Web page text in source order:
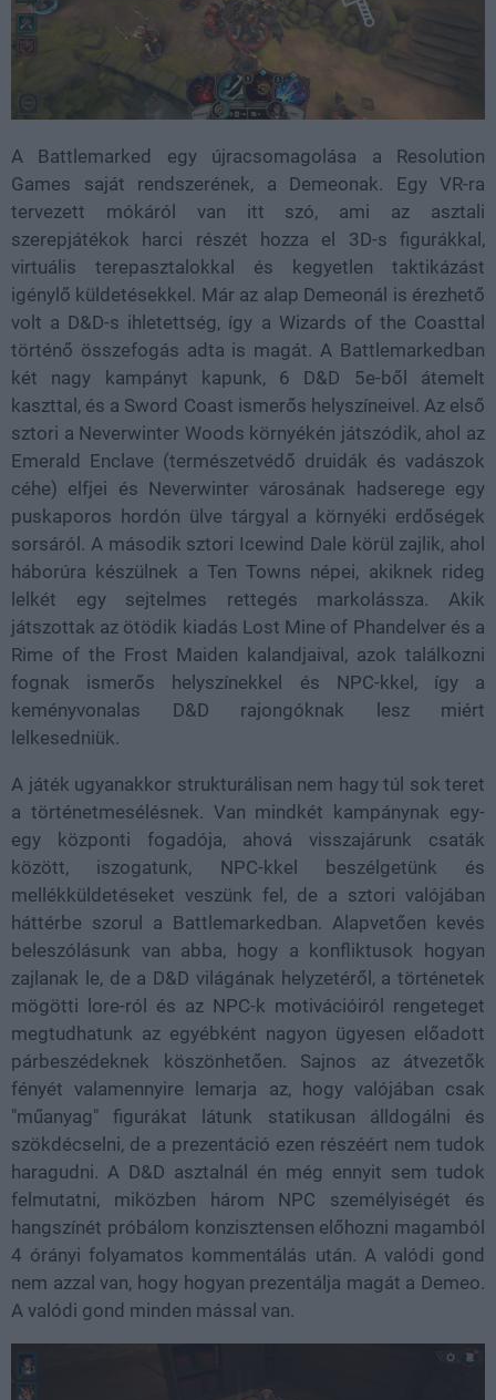
A Battlemarked egy újracsomagolása a Resolution
Games saját rendszerének, a Demeonak. Egy VR-ra
tervezett mókáról van itt szó, ami az asztali
szerepjátékok harci részét hozza el 3D-s figurákkal,
virtuális terepasztalokkal és kegyetlen taktikázást
igénylő küldetésekkel. Már az alap Demeonál is érezhető
volt a D&D-s ihletettség, így a Wizards of the Coasttal
történő összefogás adta is magát. A Battlemarkedban
két nagy kampányt kapunk, 6 D&D 5e-ből átemelt
kaszttal, és a Sword Coast ismerős helyszíneivel. Az első
sztori a Neverwinter Woods környékén játszódik, ahol az
Emerald Enclave (természetvédő druidák és vadászok
céhe) elfjei és Neverwinter városának hadserege egy
puskaporos hordón ülve tárgyal a környéki erdőségek
sorsáról. A második sztori Icewind Dale körül zajlik, ahol
háborúra készülnek a Ten Towns népei, akiknek rideg
lelkét egy sejtelmes rettegés markolássza. Akik
játszottak az ötödik kiadás Lost Mine of Phandelver és a
Rime of the Frost Maiden kalandjaival, azok találkozni
fognak ismerős helyszínekkel és NPC-kkel, így a
keményvonalas D&D rajongóknak lesz miért
lelkesedniük.
A játék ugyanakkor strukturálisan nem hagy túl sok teret
a történetmesélésnek. Van mindkét kampánynak egy-
egy központi fogadója, ahová visszajárunk csaták
között, iszogatunk, NPC-kkel beszélgetünk és
mellékküldetéseket veszünk fel, de a sztori valójában
háttérbe szorul a Battlemarkedban. Alapvetően kevés
beleszólásunk van abba, hogy a konfliktusok hogyan
zajlanak le, de a D&D világának helyzetéről, a történetek
mögötti lore-ról és az NPC-k motivációiról rengeteget
megtudhatunk az egyébként nagyon ügyesen előadott
párbeszédeknek köszönhetően. Sajnos az átvezetők
fényét valamennyire lemarja az, hogy valójában csak
"műanyag" figurákat látunk statikusan álldogálni és
szökdécselni, de a prezentáció ezen részéért nem tudok
haragudni. A D&D asztalnál én még ennyit sem tudok
felmutatni, miközben három NPC személyiségét és
hangszínét próbálom konzisztensen előhozni magamból
4 órányi folyamatos kommentálás után. A valódi gond
nem azzal van, hogy hogyan prezentálja magát a Demeo.
A valódi gond minden mással van.